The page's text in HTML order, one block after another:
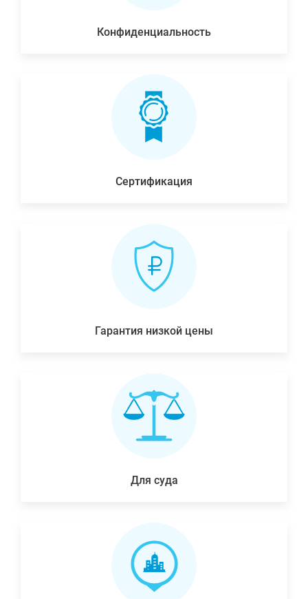
Конфиденциальность
Сертификация
Гарантия низкой цены
Для суда